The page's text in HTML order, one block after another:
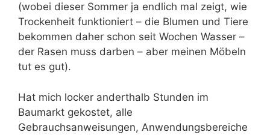
(wobei dieser Sommer ja endlich mal zeigt, wie
Trockenheit funktioniert – die Blumen und Tiere
bekommen daher schon seit Wochen Wasser –
der Rasen muss darben – aber meinen Möbeln
tut es gut).
Hat mich locker anderthalb Stunden im
Baumarkt gekostet, alle
Gebrauchsanweisungen, Anwendungsbereiche